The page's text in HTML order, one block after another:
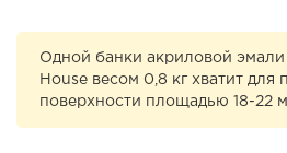
Одной банки акриловой
House весом 0,8 кг хватит для
поверхности площадью 18-22 м